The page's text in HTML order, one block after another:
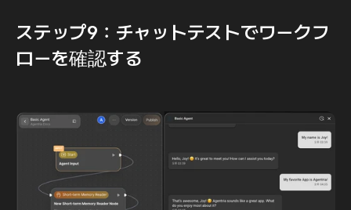
ステップ9：チャットテストでワークフ
ローを確認する